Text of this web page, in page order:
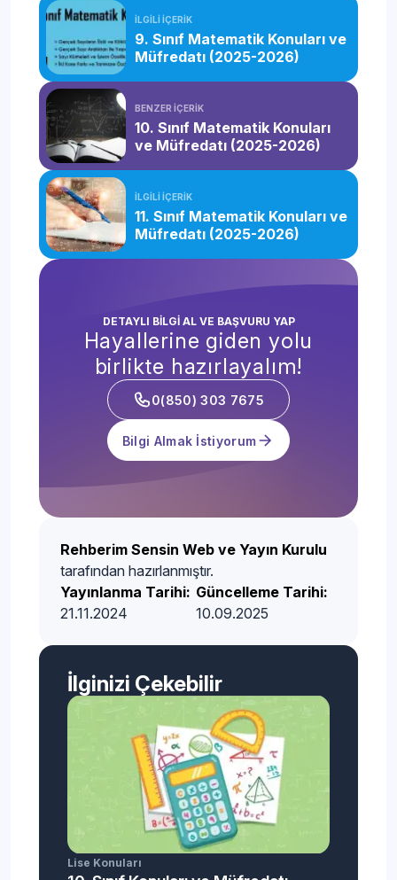
İLGİLİ İÇERİK
9. Sınıf Matematik Konuları ve
Müfredatı (2025-2026)
BENZER İÇERİK
10. Sınıf Matematik Konuları
ve Müfredatı (2025-2026)
İLGİLİ İÇERİK
11. Sınıf Matematik Konuları ve
Müfredatı (2025-2026)
DETAYLI BİLGİ AL VE BAŞVURU YAP
Hayallerine giden yolu
birlikte hazırlayalım!
0(850) 303 7675
Bilgi Almak İstiyorum
Rehberim Sensin Web ve Yayın Kurulu
tarafından hazırlanmıştır.
Yayınlanma Tarihi:
21.11.2024
Güncelleme Tarihi:
10.09.2025
İlginizi Çekebilir
Lise Konuları